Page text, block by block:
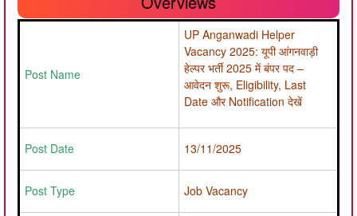
Post Name
UP Anganwadi Helper
Vacancy 2025: यूपी आंगनवाड़ी
हेल्पर भर्ती 2025 में बंपर पद –
आवेदन शुरू, Eligibility, Last
Date और Notification देखें
Post Date 13/11/2025
Post Type Job Vacancy